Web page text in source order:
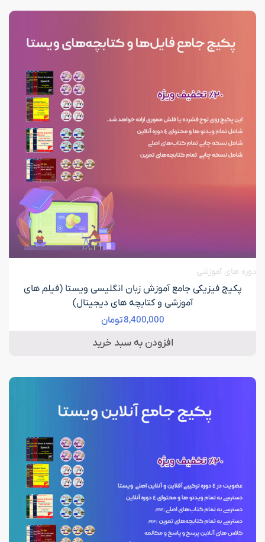
دوره های آموزشی
پکیج فیزیکی جامع آموزش زبان انگلیسی ویستا (فیلم های
آموزشی و کتابچه های دیجیتال)
8,400,000تومان
افزودن به سبد خرید